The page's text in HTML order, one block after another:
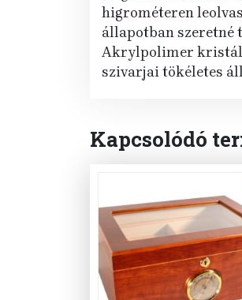
higrométeren
állapotban szeretné
Akrylpolimer
szivarjai tökéletes
Kapcsolódó